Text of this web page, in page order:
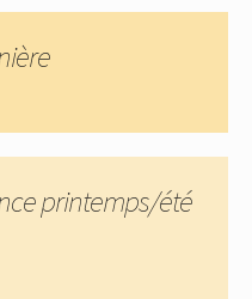
printemps/été